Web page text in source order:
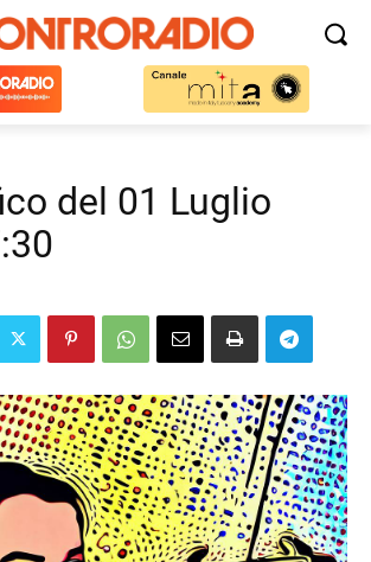
del 01 Luglio